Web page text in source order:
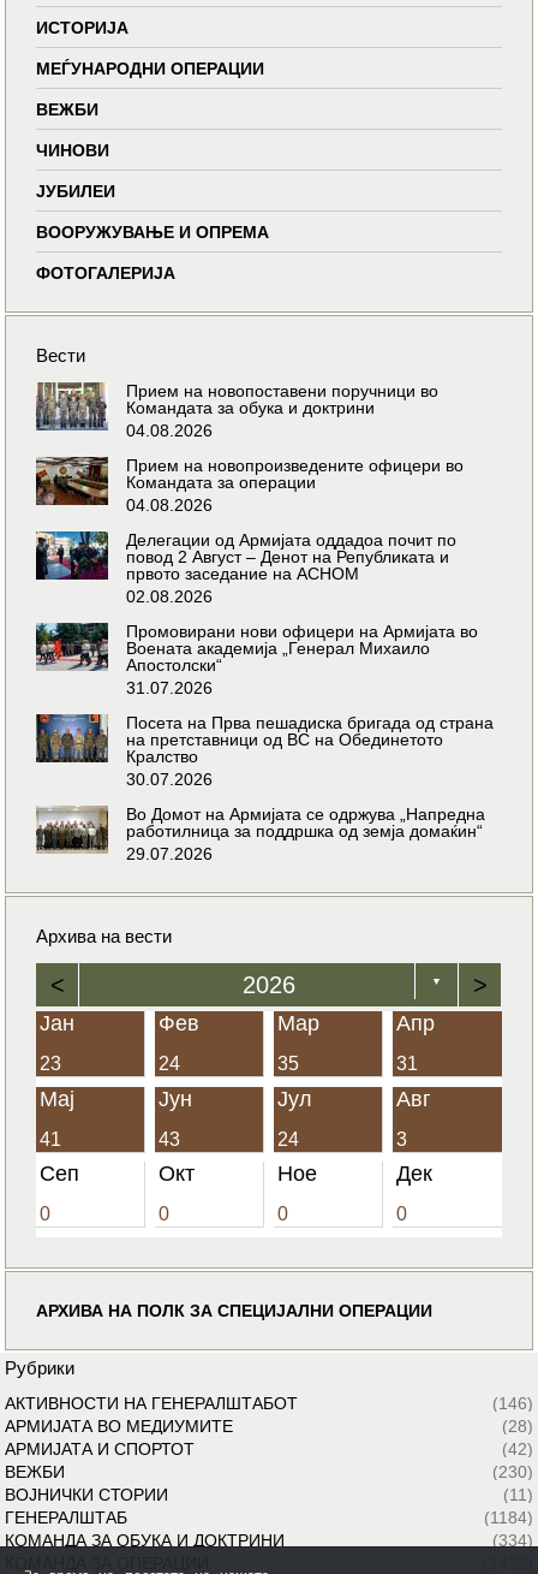
ИСТОРИЈА
МЕЃУНАРОДНИ ОПЕРАЦИИ
ВЕЖБИ
ЧИНОВИ
ЈУБИЛЕИ
ВООРУЖУВАЊЕ И ОПРЕМА
ФОТОГАЛЕРИЈА
Вести
Прием на новопоставени поручници во
Командата за обука и доктрини
04.08.2026
Прием на новопроизведените офицери во
Командата за операции
04.08.2026
Делегации од Армијата оддадоа почит по
повод 2 Август – Денот на Републиката и
првото заседание на АСНОМ
02.08.2026
Промовирани нови офицери на Армијата во
Воената академија „Генерал Михаило
Апостолски“
31.07.2026
Посета на Прва пешадиска бригада од страна
на претставници од ВС на Обединетото
Кралство
30.07.2026
Во Домот на Армијата се одржува „Напредна
работилница за поддршка од земја домаќин“
29.07.2026
Архива на вести
< 2026 ▼ >
Јан
23
Фев
24
Мар
35
Апр
31
Мај
41
Јун
43
Јул
24
Авг
3
Сеп
0
Окт
0
Ное
0
Дек
0
АРХИВА НА ПОЛК ЗА СПЕЦИЈАЛНИ ОПЕРАЦИИ
Рубрики
АКТИВНОСТИ НА ГЕНЕРАЛШТАБОТ
(146)
АРМИЈАТА ВО МЕДИУМИТЕ
(28)
АРМИЈАТА И СПОРТОТ
(42)
ВЕЖБИ
(230)
ВОЈНИЧКИ СТОРИИ
(11)
ГЕНЕРАЛШТАБ
(1184)
КОМАНДА ЗА ОБУКА И ДОКТРИНИ
(334)